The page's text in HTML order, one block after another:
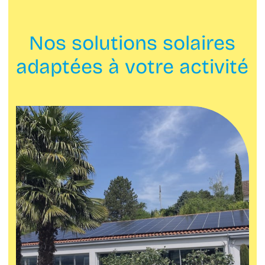
Nos solutions solaires
adaptées à votre activité
Particulier